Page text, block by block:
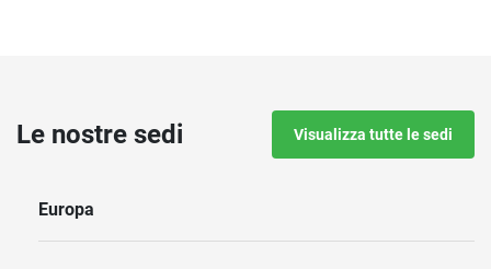
Le nostre sedi Visualizza tutte le sedi
Europa